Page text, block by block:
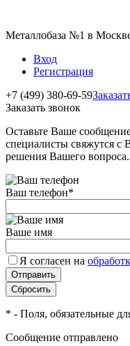
Металлобаза №1 в
Вход
Регистрация
+7 (499) 380-69-59
Заказать звонок
Оставьте Ваше
специалисты свяжутся с
решения Вашего вопроса.
Ваш телефон*
Ваше имя
Я согласен на
* - Поля, обязательные
Сообщение отправлено